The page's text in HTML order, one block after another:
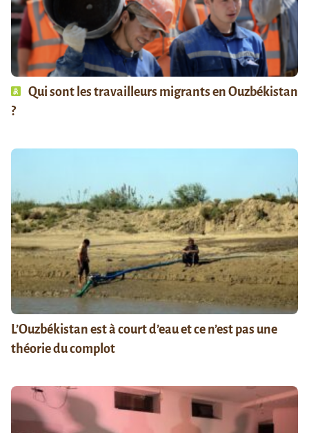
Qui sont les travailleurs migrants en Ouzbékistan
?
L’Ouzbékistan est à court d’eau et ce n’est pas une
théorie du complot